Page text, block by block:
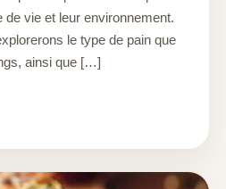
de vie et leur environnement.
le type de pain que
ainsi que […]